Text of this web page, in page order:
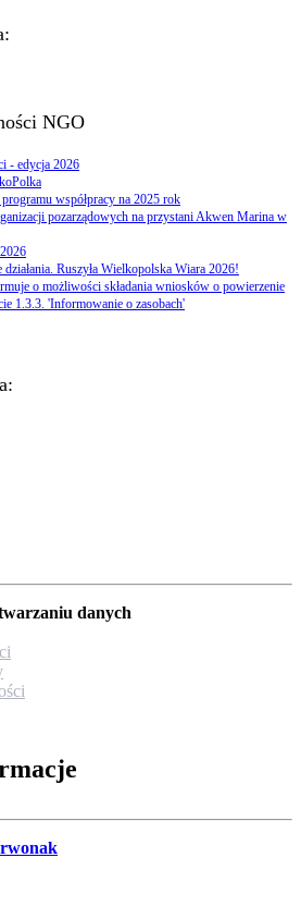
NGO
- edycja 2026
współpracy na 2025 rok
pozarządowych na przystani Akwen Marina w
Ruszyła Wielkopolska Wiara 2026!
o możliwości składania wniosków o powierzenie
1.3.3. 'Informowanie o zasobach'
danych